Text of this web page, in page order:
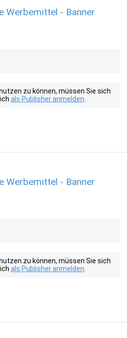
Werbemittel - Banner
zu können, müssen Sie sich
als Publisher anmelden
Werbemittel - Banner
zu können, müssen Sie sich
als Publisher anmelden